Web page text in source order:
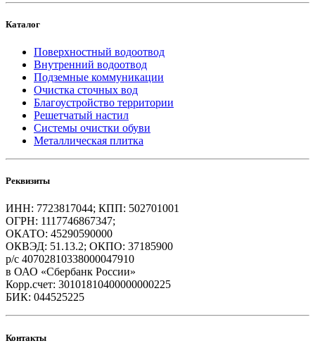
Каталог
Поверхностный водоотвод
Внутренний водоотвод
Подземные коммуникации
Очистка сточных вод
Благоустройство территории
Решетчатый настил
Системы очистки обуви
Металлическая плитка
Реквизиты
ИНН: 7723817044; КПП: 502701001
ОГРН: 1117746867347;
ОКАТО: 45290590000
ОКВЭД: 51.13.2; ОКПО: 37185900
р/с 40702810338000047910
в ОАО «Сбербанк России»
Корр.счет: 30101810400000000225
БИК: 044525225
Контакты